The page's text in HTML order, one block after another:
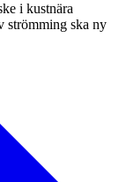
i kustnära
strömming ska ny